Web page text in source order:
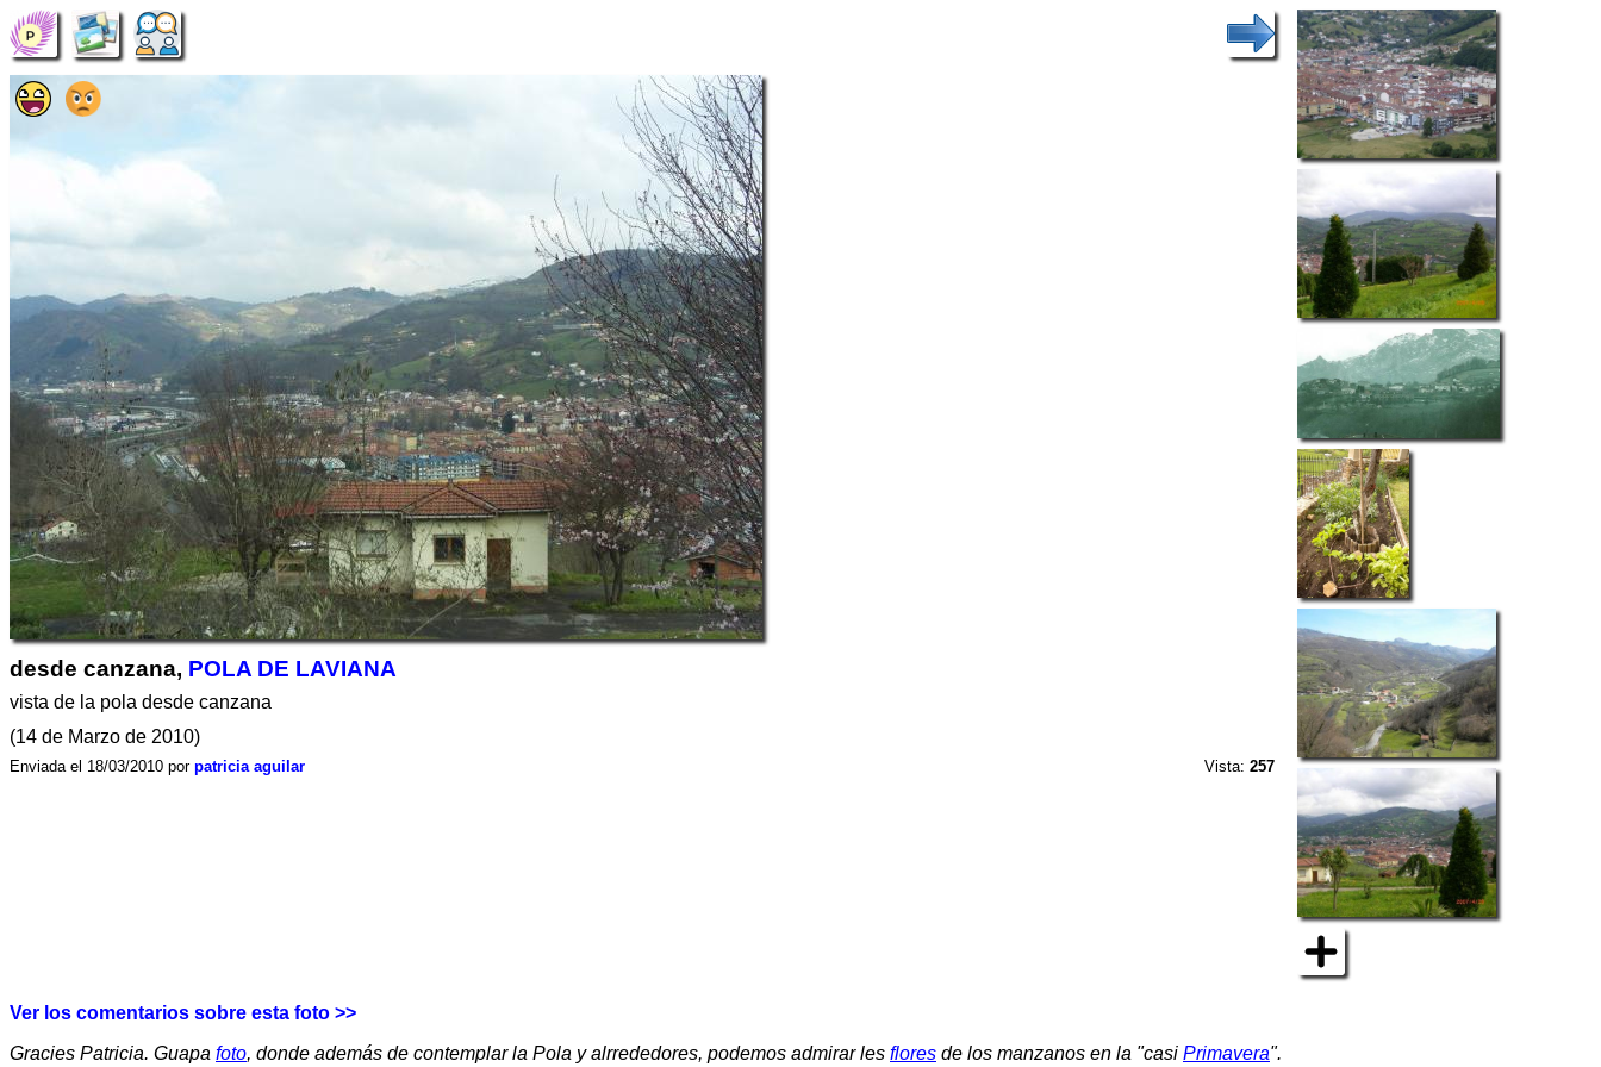
desde canzana, POLA DE LAVIANA
vista de la pola desde canzana
(14 de Marzo de 2010)
Enviada el 18/03/2010 por patricia aguilar Vista:257
Ver los comentarios sobre esta foto >>
Gracies Patricia. Guapa foto, donde además de contemplar la Pola y alrrededores, podemos admirar les flores de los manzanos en la "casi Primavera".